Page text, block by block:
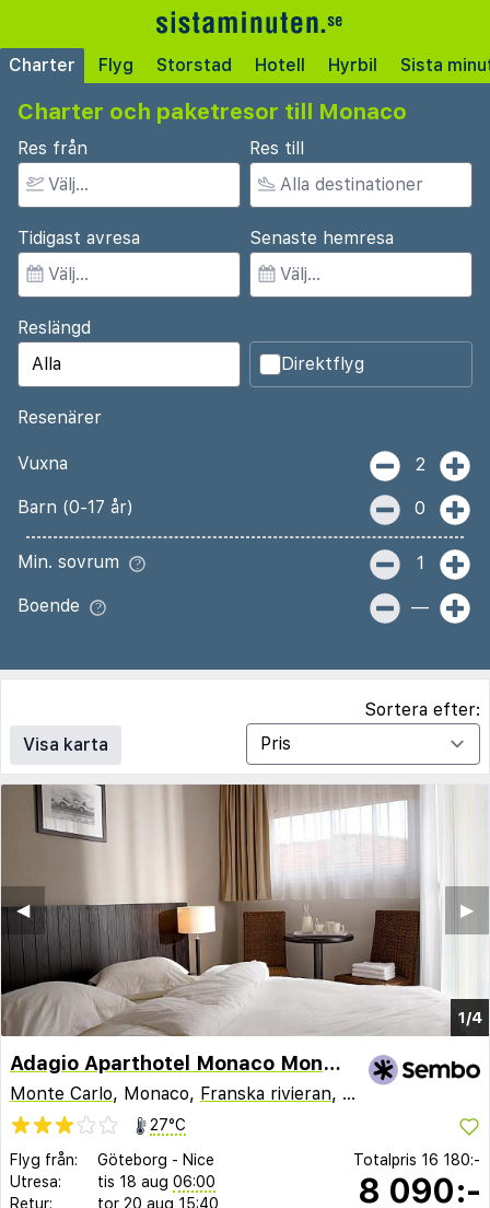
Charter Flyg Storstad Hotell Hyrbil Sista
Charter och paketresor till Monaco
Res från Res till
Tidigast avresa Senaste hemresa
Reslängd
Direktflyg
Resenärer
Vuxna 2
Barn (0-17 år) 0
Min. sovrum 1
Boende —
Visa karta
Sortera efter:
1/4
▶︎
◀︎
Adagio Aparthotel Monaco Monte Cristo
Monte Carlo, Monaco, Franska rivieran, Frankrike
27°C
Flyg från:
Göteborg - Nice
Utresa:
tis 18 aug 06:00
Retur:
tor 20 aug 15:40
Totalpris 16 180:-
8 090:-